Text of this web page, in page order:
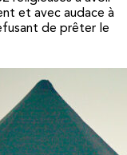
et avec audace à
de prêter le